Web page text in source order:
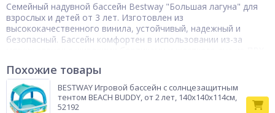
Семейный надувной бассейн Bestway "Большая лагуна" для
взрослых и детей от 3 лет. Изготовлен из
высококачественного винила, устойчивый, надежный и
безопасный. Бассейн комфортен в использовании из-за
минут. На холодное время года не рекомендуется
оставлять бассейн на открытом воздухе. Для слива воды
после использования бассейна предусмотрен специальный
сливной клапан.
Похожие товары
BESTWAY Игровой бассейн с солнцезащитным
тентом BEACH BUDDY, от 2 лет, 140х140х114см,
52192